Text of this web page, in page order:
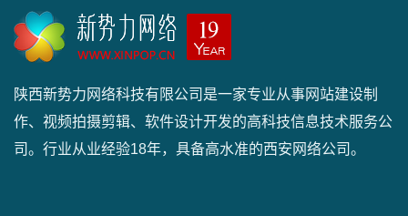
陕西新势力网络科技有限公司是一家专业从事网站建设制
作、视频拍摄剪辑、软件设计开发的高科技信息技术服务公
司。行业从业经验18年，具备高水准的西安网络公司。